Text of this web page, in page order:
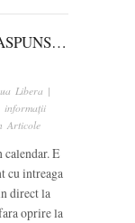
Libera |
informații
Articole
E
cu intreaga
direct la
oprire la